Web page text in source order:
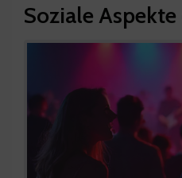
Soziale